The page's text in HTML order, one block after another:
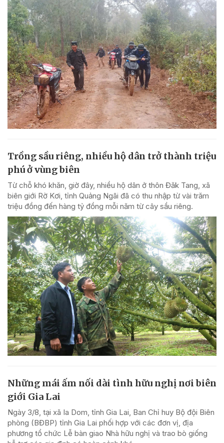
Trồng sầu riêng, nhiều hộ dân trở thành triệu
phú ở vùng biên
Từ chỗ khó khăn, giờ đây, nhiều hộ dân ở thôn Đăk Tang, xã
biên giới Rờ Kơi, tỉnh Quảng Ngãi đã có thu nhập từ vài trăm
triệu đồng đến hàng tỷ đồng mỗi năm từ cây sầu riêng.
Những mái ấm nối dài tình hữu nghị nơi biên
giới Gia Lai
Ngày 3/8, tại xã Ia Dom, tỉnh Gia Lai, Ban Chỉ huy Bộ đội Biên
phòng (BĐBP) tỉnh Gia Lai phối hợp với các đơn vị, địa
phương tổ chức Lễ bàn giao Nhà hữu nghị và trao bò giống